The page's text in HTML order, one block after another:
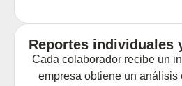
Reportes individuales
Cada colaborador recibe un
empresa obtiene un